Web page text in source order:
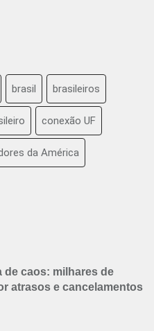
brasil brasileiros
conexão UF
da América
de caos: milhares de
atrasos e cancelamentos